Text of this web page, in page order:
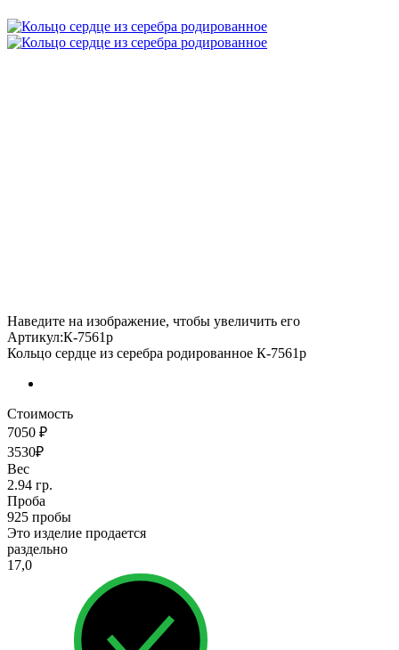
Наведите на изображение, чтобы увеличить его
Артикул:К-7561р
Кольцо сердце из серебра родированное К-7561р
Стоимость
7050 ₽
3530₽
Вес
2.94 гр.
Проба
925 пробы
Это изделие продается
раздельно
17,0